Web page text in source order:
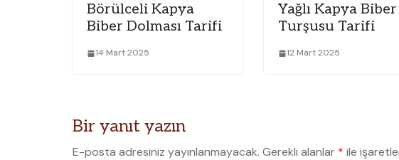
Börülceli Kapya
Biber Dolması Tarifi
14 Mart 2025
Yağlı Kapya Biber
Turşusu Tarifi
12 Mart 2025
Bir yanıt yazın
E-posta adresiniz yayınlanmayacak. Gerekli alanlar * ile